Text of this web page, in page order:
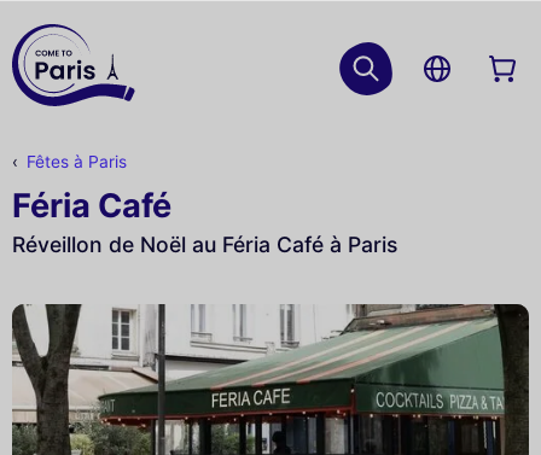
Fêtes à Paris
Féria Café
Réveillon de Noël au Féria Café à Paris